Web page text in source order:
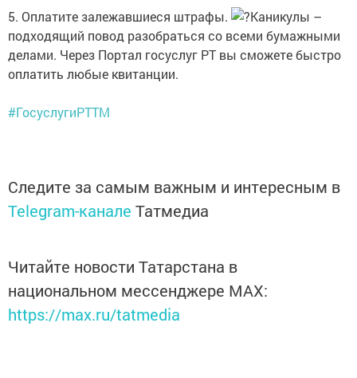
5. Оплатите залежавшиеся штрафы.
Каникулы –
подходящий повод разобраться со всеми бумажными
делами. Через Портал госуслуг РТ вы сможете быстро
оплатить любые квитанции.
#ГосуслугиРТТМ
Следите за самым важным и интересным в
Telegram-канале Татмедиа
Читайте новости Татарстана в
национальном мессенджере MАХ:
https://max.ru/tatmedia